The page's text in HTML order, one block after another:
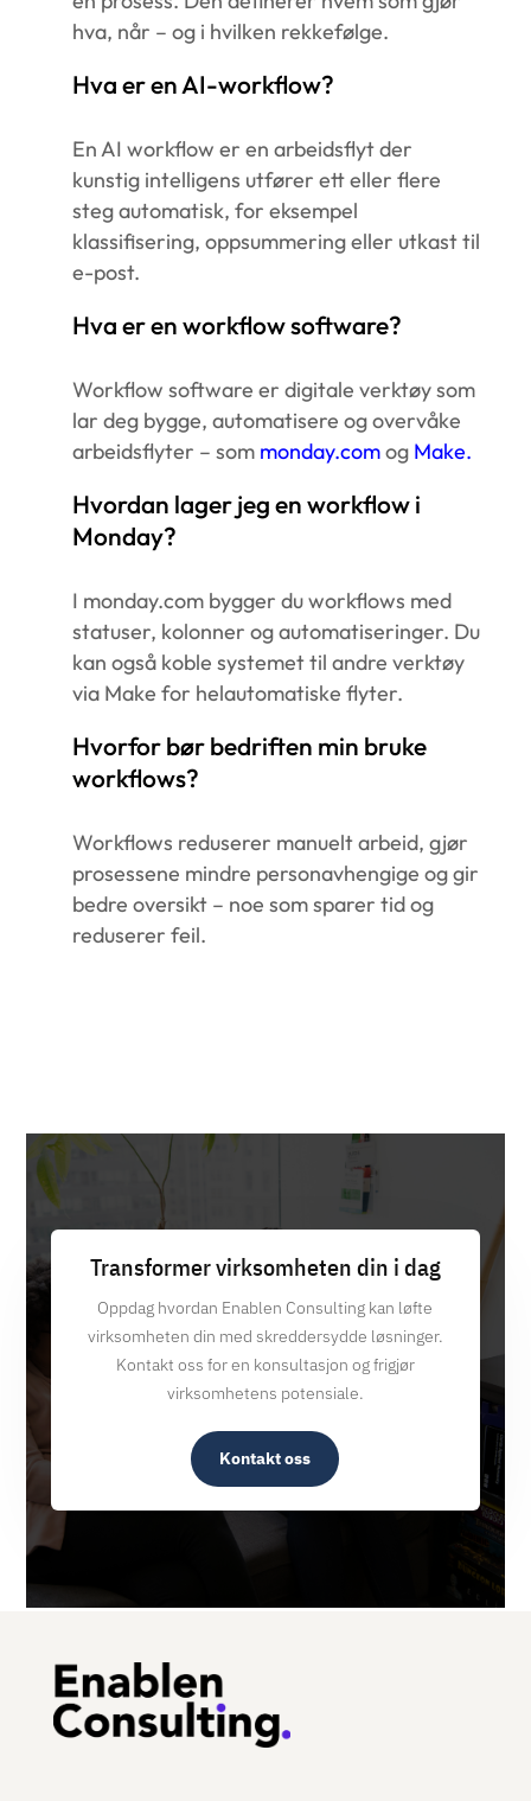
hva, når – og i hvilken rekkefølge.
Hva er en AI-workflow?
En AI workflow er en arbeidsflyt der
kunstig intelligens utfører ett eller flere
steg automatisk, for eksempel
klassifisering, oppsummering eller utkast til
e-post.
Hva er en workflow software?
Workflow software er digitale verktøy som
lar deg bygge, automatisere og overvåke
arbeidsflyter – som monday.comog Make.
Hvordan lager jeg en workflow i
Monday?
I monday.com bygger du workflows med
statuser, kolonner og automatiseringer. Du
kan også koble systemet til andre verktøy
via Make for helautomatiske flyter.
Hvorfor bør bedriften min bruke
workflows?
Workflows reduserer manuelt arbeid, gjør
prosessene mindre personavhengige og gir
bedre oversikt – noe som sparer tid og
reduserer feil.
Transformer virksomheten din i dag
Oppdag hvordan Enablen Consulting kan løfte
virksomheten din med skreddersydde løsninger.
Kontakt oss for en konsultasjon og frigjør
virksomhetens potensiale.
Kontakt oss